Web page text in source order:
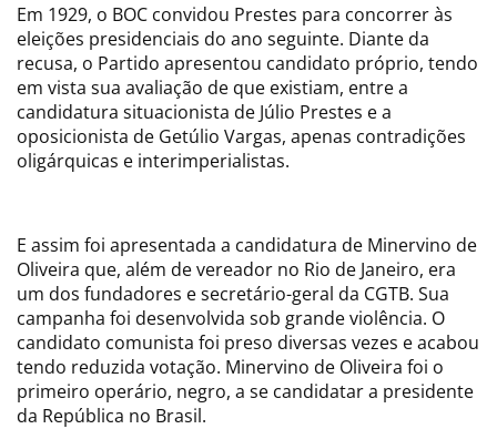
Em 1929, o BOC convidou Prestes para concorrer às
eleições presidenciais do ano seguinte. Diante da
recusa, o Partido apresentou candidato próprio, tendo
em vista sua avaliação de que existiam, entre a
candidatura situacionista de Júlio Prestes e a
oposicionista de Getúlio Vargas, apenas contradições
oligárquicas e interimperialistas.
E assim foi apresentada a candidatura de Minervino de
Oliveira que, além de vereador no Rio de Janeiro, era
um dos fundadores e secretário-geral da CGTB. Sua
campanha foi desenvolvida sob grande violência. O
candidato comunista foi preso diversas vezes e acabou
tendo reduzida votação. Minervino de Oliveira foi o
primeiro operário, negro, a se candidatar a presidente
da República no Brasil.